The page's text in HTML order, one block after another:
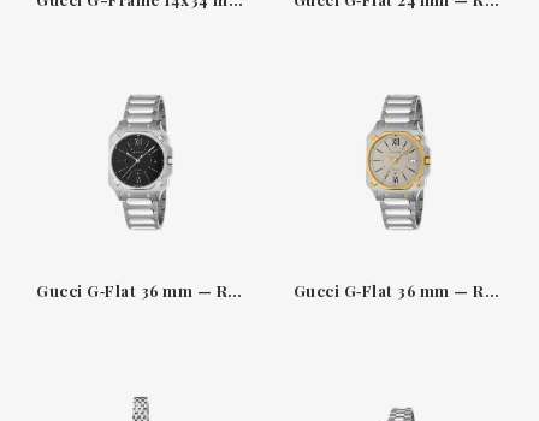
Gucci G‑Flat 36 mm — Reloj de acero con esfera negra y numeración romana Gucci G‑Flat 36 mm — Reloj de acero con estilo arquitectónico